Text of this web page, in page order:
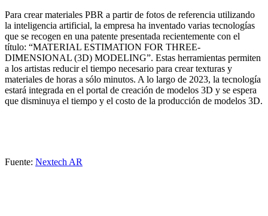
Para crear materiales PBR a partir de fotos de referencia utilizando
la inteligencia artificial, la empresa ha inventado varias tecnologías
que se recogen en una patente presentada recientemente con el
título: “MATERIAL ESTIMATION FOR THREE-
DIMENSIONAL (3D) MODELING”. Estas herramientas permiten
a los artistas reducir el tiempo necesario para crear texturas y
materiales de horas a sólo minutos. A lo largo de 2023, la tecnología
estará integrada en el portal de creación de modelos 3D y se espera
que disminuya el tiempo y el costo de la producción de modelos 3D.
Fuente: Nextech AR